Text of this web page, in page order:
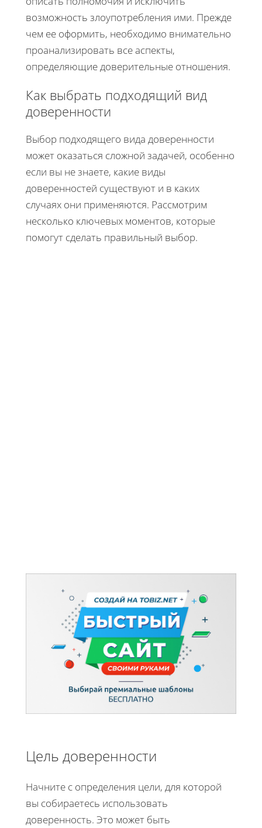
возможность злоупотребления ими. Прежде
чем ее оформить, необходимо внимательно
проанализировать все аспекты,
определяющие доверительные отношения.
Как выбрать подходящий вид
доверенности
Выбор подходящего вида доверенности
может оказаться сложной задачей, особенно
если вы не знаете, какие виды
доверенностей существуют и в каких
случаях они применяются. Рассмотрим
несколько ключевых моментов, которые
помогут сделать правильный выбор.
Цель доверенности
Начните с определения цели, для которой
вы собираетесь использовать
доверенность. Это может быть